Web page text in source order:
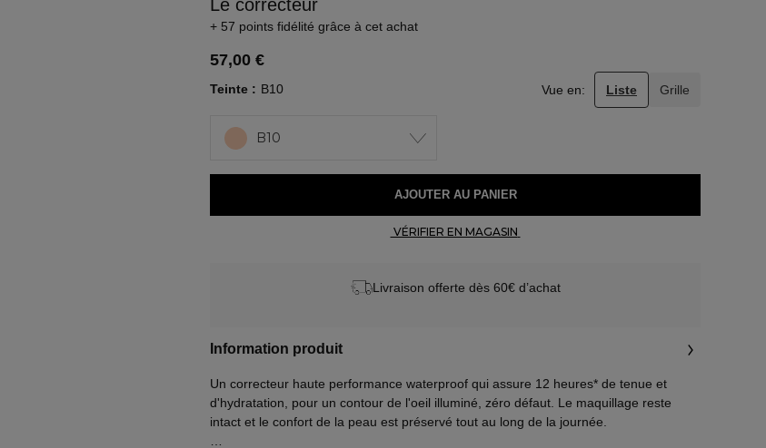
Le correcteur
57 points fidélité grâce à cet achat
57,00 €
Teinte B10 Vue en: Liste Grille
B10
AJOUTER AU PANIER
Livraison offerte dès 60€ d’achat
Information produit
Un correcteur haute performance waterproof qui assure 12 heures* de tenue et
d'hydratation, pour un contour de l'oeil illuminé, zéro défaut. Le maquillage reste
intact et le confort de la peau est préservé tout au long de la journée.